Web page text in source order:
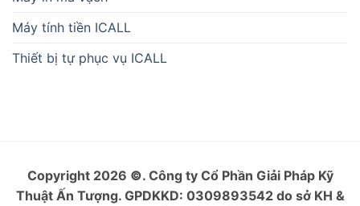
Máy tính tiền ICALL
Thiết bị tự phục vụ ICALL
Copyright 2026 ©. Công ty Cổ Phần Giải Pháp Kỹ
Thuật Ấn Tượng. GPDKKD: 0309893542 do sở KH &